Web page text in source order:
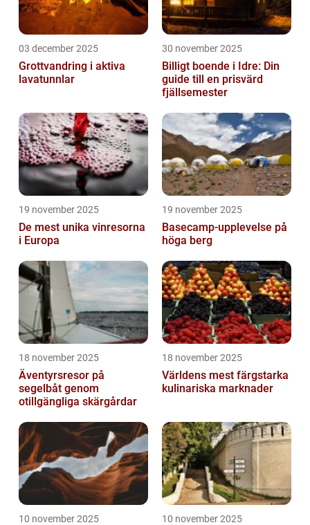
03 december 2025
Grottvandring i aktiva
lavatunnlar
30 november 2025
Billigt boende i Idre: Din
guide till en prisvärd
fjällsemester
19 november 2025
De mest unika vinresorna
i Europa
19 november 2025
Basecamp-upplevelse på
höga berg
18 november 2025
Äventyrsresor på
segelbåt genom
otillgängliga skärgårdar
18 november 2025
Världens mest färgstarka
kulinariska marknader
10 november 2025 10 november 2025